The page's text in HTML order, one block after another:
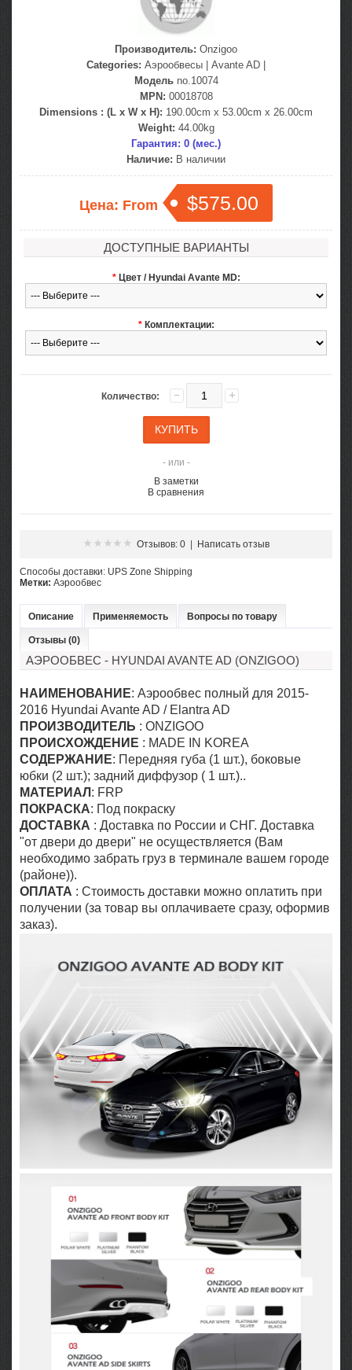
Производитель: Onzigoo
Categories: Аэрообвесы Avante AD
Модельno.10074
MPN: 00018708
Dimensions : (L x W x H): 190.00cm x 53.00cm x 26.00cm
Weight: 44.00kg
Гарантия: 0 (мес.)
Наличие: В наличии
Цена: From $575.00
ДОСТУПНЫЕ ВАРИАНТЫ
* Цвет / Hyundai Avante MD:
* Комплектации:
Количество:
- или -
В заметки
В сравнения
Отзывов: 0| Написать отзыв
Cпособы доставки: UPS Zone Shipping
Метки: Аэрообвес
Описание Применяемость Вопросы по товару
Отзывы (0)
АЭРООБВЕС - HYUNDAI AVANTE AD (ONZIGOO)
НАИМЕНОВАНИЕ: Аэрообвес полный для 2015-
2016 Hyundai Avante AD / Elantra AD
ПРОИЗВОДИТЕЛЬ : ONZIGOO
ПРОИСХОЖДЕНИЕ : MADE IN KOREA
СОДЕРЖАНИЕ: Передняя губа (1 шт.), боковые
юбки (2 шт.); задний диффузор ( 1 шт.)..
МАТЕРИАЛ : FRP
ПОКРАСКА: Под покраску
ДОСТАВКА : Доставка по России и СНГ. Доставка
"от двери до двери" не осуществляется (Вам
необходимо забрать груз в терминале вашем городе
(районе)).
ОПЛАТА : Стоимость доставки можно оплатить при
получении (за товар вы оплачиваете сразу, оформив
заказ).